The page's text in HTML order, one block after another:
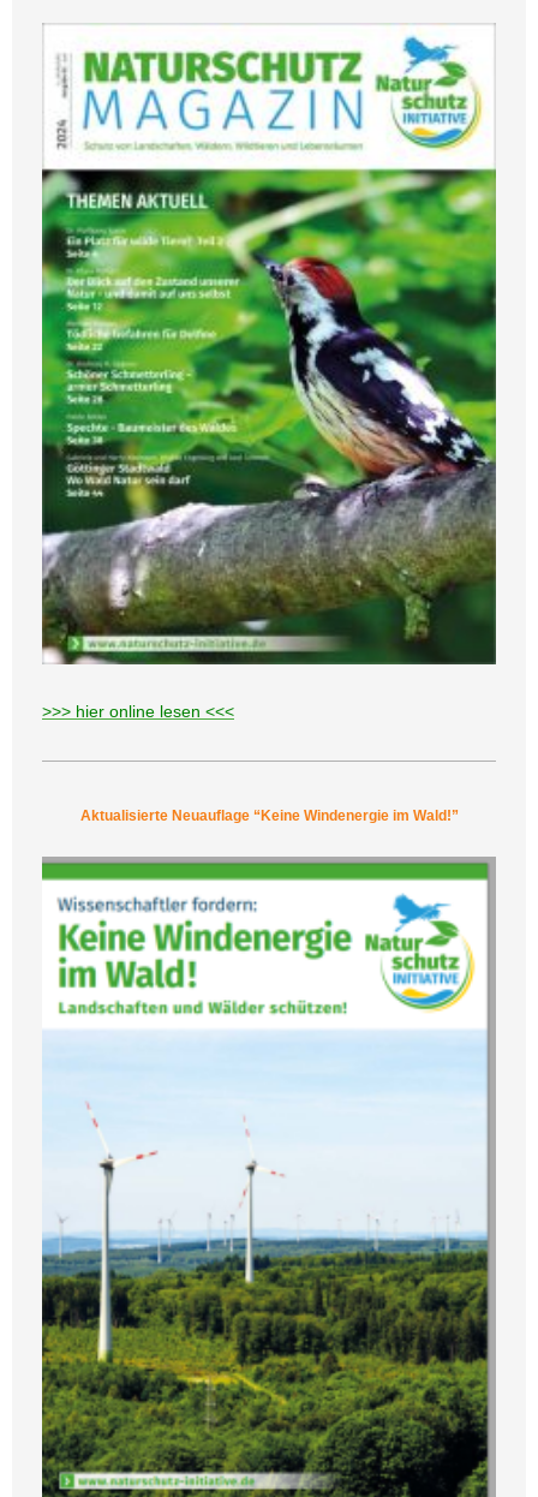
>>> hier online lesen <<<
Aktualisierte Neuauflage “Keine Windenergie im Wald!”